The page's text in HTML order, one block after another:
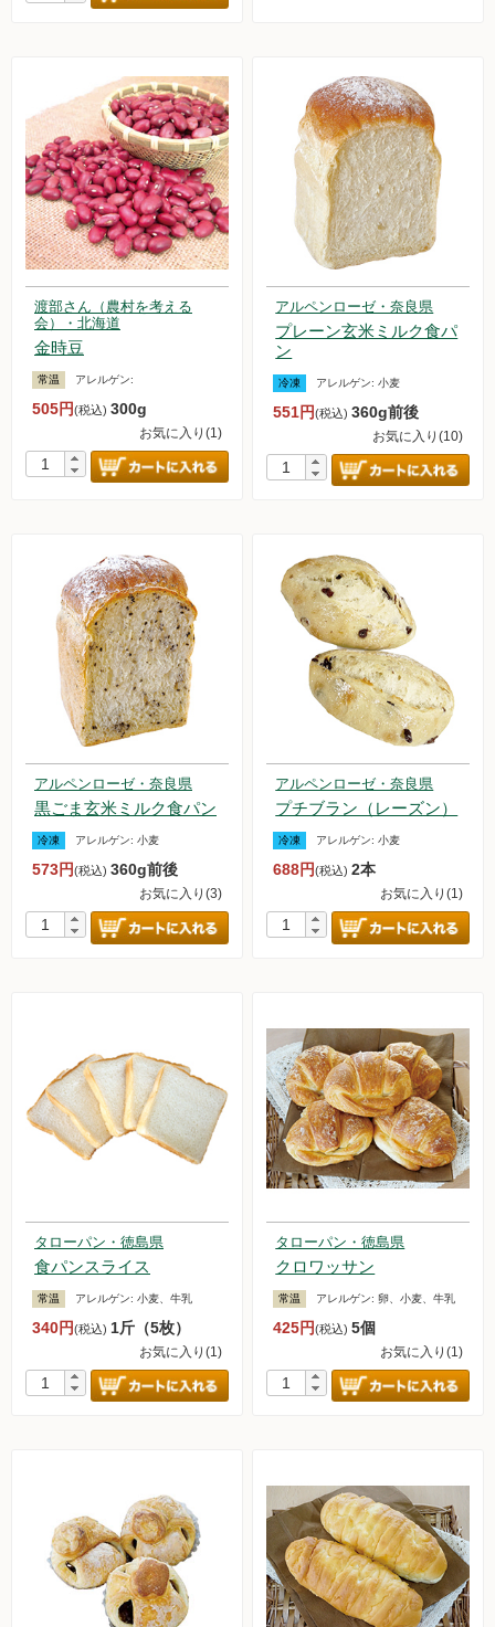
渡部さん（農村を考える
会）・北海道
金時豆
常温 アレルゲン:
505円(税込) 300g
お気に入り(1)
アルペンローゼ・奈良県
プレーン玄米ミルク食パ
ン
冷凍 アレルゲン:小麦
551円(税込)360g前後
お気に入り(10)
アルペンローゼ・奈良県
黒ごま玄米ミルク食パン
冷凍 アレルゲン: 小麦
573円(税込) 360g前後
お気に入り(3)
アルペンローゼ・奈良県
プチブラン（レーズン）
冷凍 アレルゲン:小麦
688円(税込)2本
お気に入り(1)
タローパン・徳島県
食パンスライス
常温 アレルゲン: 小麦、牛乳
340円(税込) 1斤（5枚）
お気に入り(1)
タローパン・徳島県
クロワッサン
常温 アレルゲン:卵、小麦、牛乳
425円(税込)5個
お気に入り(1)